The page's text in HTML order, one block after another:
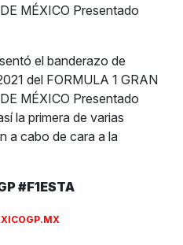
MÉXICO Presentado
el banderazo de
del FORMULA 1 GRAN
MÉXICO Presentado
la primera de varias
a cabo de cara a la
#F1ESTA